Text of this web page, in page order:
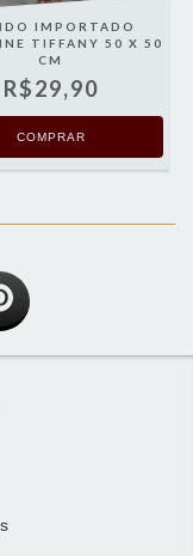
IMPORTADO
TIFFANY 50 X 50
CM
R$29,90